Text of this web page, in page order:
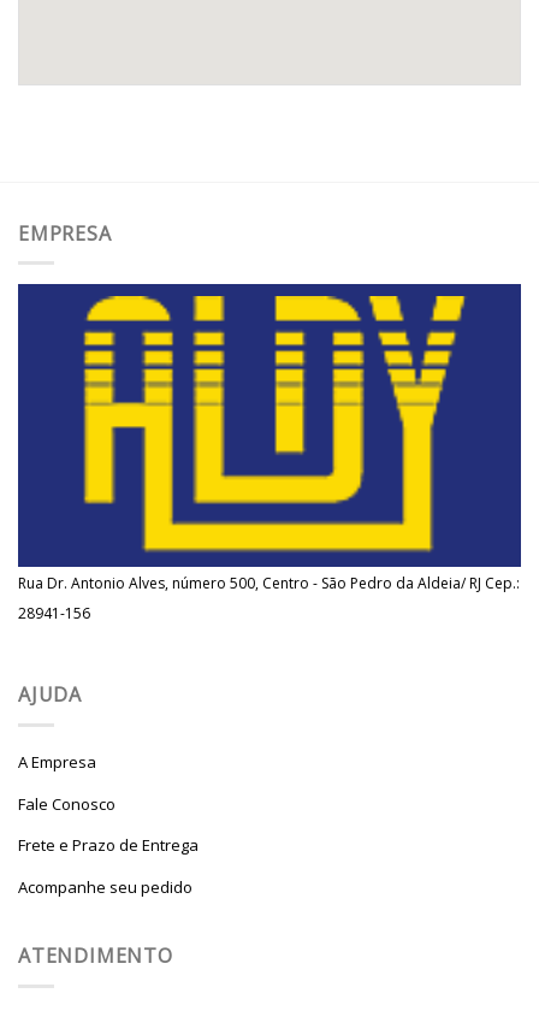
EMPRESA
Rua Dr. Antonio Alves, número 500, Centro - São Pedro da Aldeia/ RJ Cep.:
28941-156
AJUDA
A Empresa
Fale Conosco
Frete e Prazo de Entrega
Acompanhe seu pedido
ATENDIMENTO